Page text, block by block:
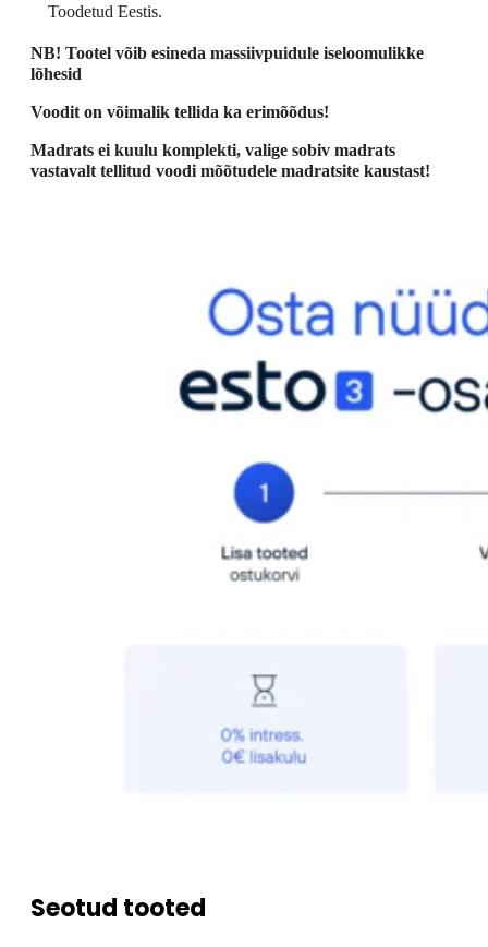
Toodetud Eestis.
NB! Tootel võib esineda massiivpuidule iseloomulikke
lõhesid
Voodit on võimalik tellida ka erimõõdus!
Madrats ei kuulu komplekti, valige sobiv madrats
vastavalt tellitud voodi mõõtudele madratsite kaustast!
Seotud tooted